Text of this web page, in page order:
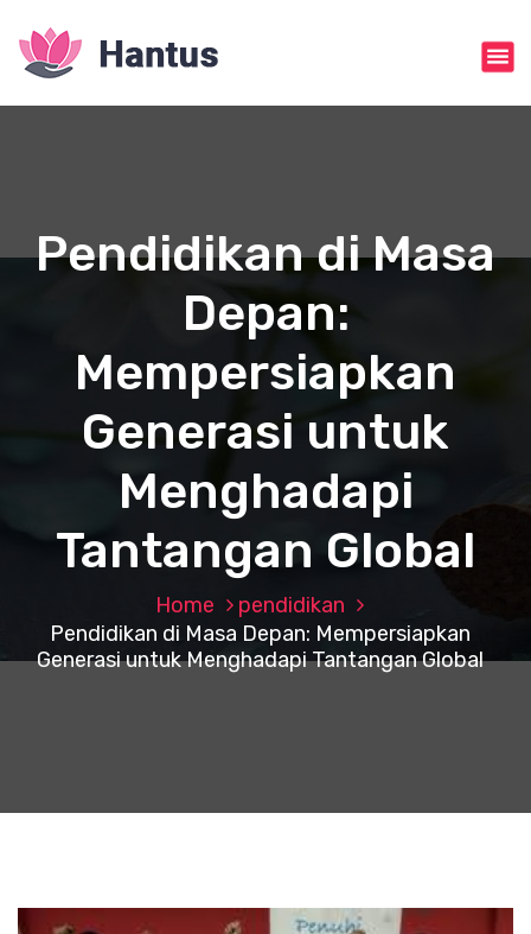
Pendidikan di Masa
Depan:
Mempersiapkan
Generasi untuk
Menghadapi
Tantangan Global
Home
pendidikan
Pendidikan di Masa Depan: Mempersiapkan
Generasi untuk Menghadapi Tantangan Global